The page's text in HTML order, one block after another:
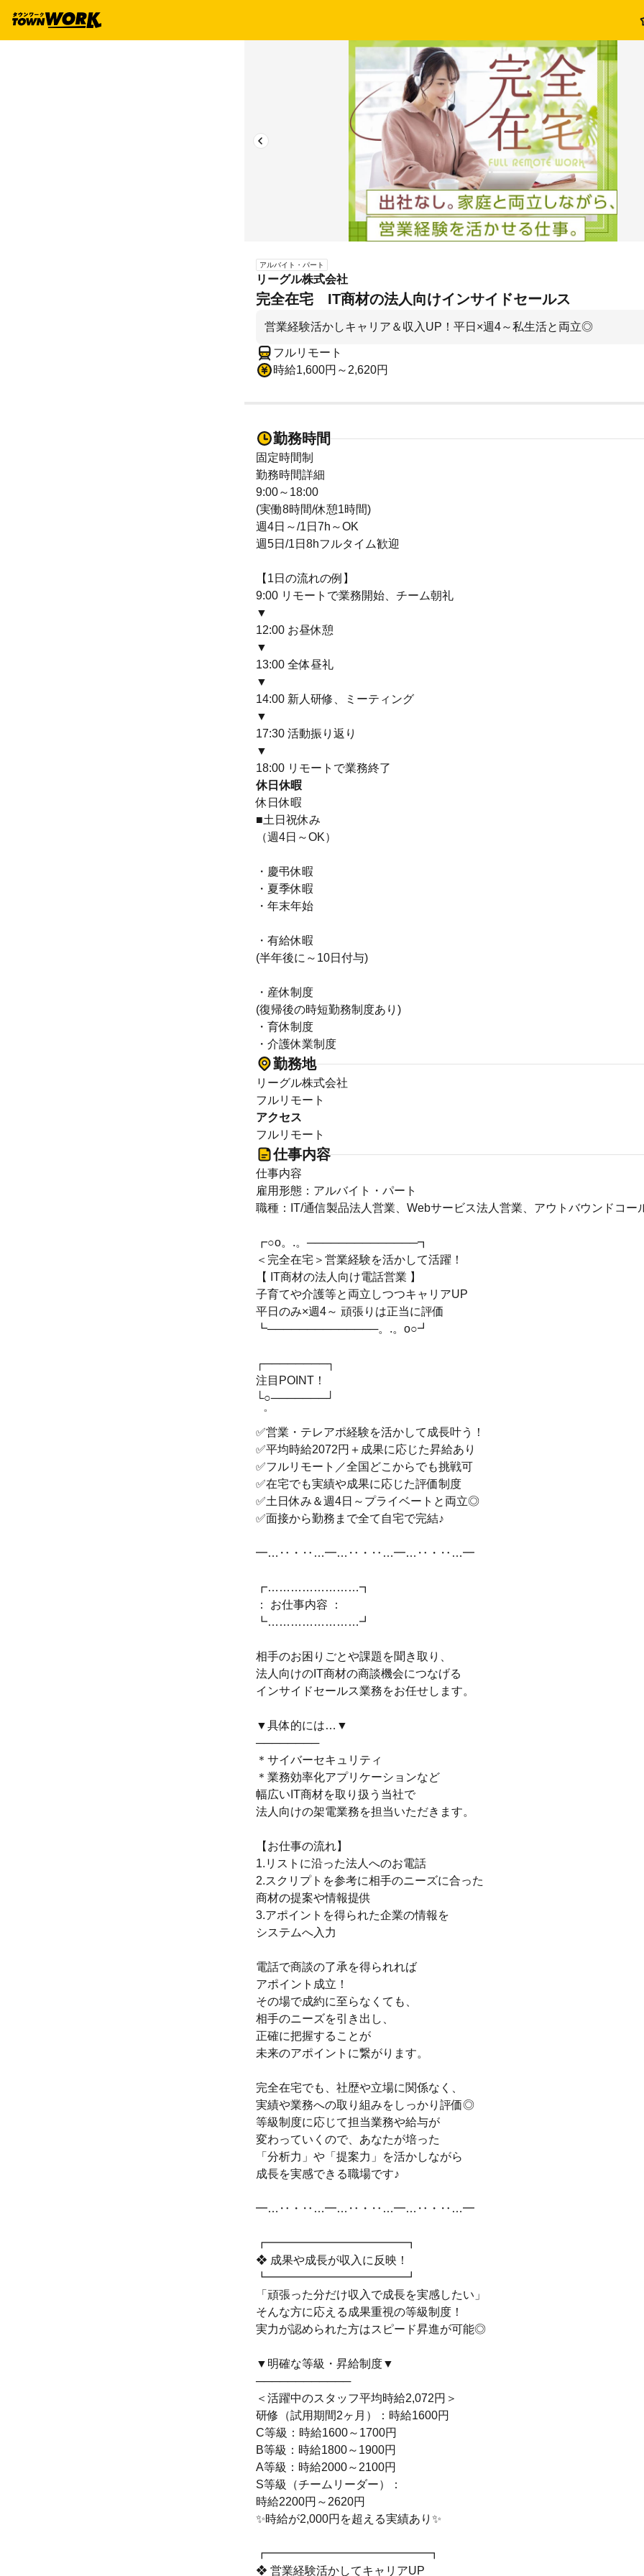
アルバイト・パート
リーグル株式会社
完全在宅 IT商材の法人向けインサイドセールス
営業経験活かしキャリア＆収入UP！平日×週4～私生活と両立◎
フルリモート
時給1,600円～2,620円
勤務時間
固定時間制
勤務時間詳細
9:00～18:00
(実働8時間/休憩1時間)
週4日～/1日7h～OK
週5日/1日8hフルタイム歓迎
【1日の流れの例】
9:00 リモートで業務開始、チーム朝礼
▼
12:00 お昼休憩
▼
13:00 全体昼礼
▼
14:00 新人研修、ミーティング
▼
17:30 活動振り返り
▼
18:00 リモートで業務終了
休日休暇
休日休暇
■土日祝休み
（週4日～OK）
・慶弔休暇
・夏季休暇
・年末年始
・有給休暇
(半年後に～10日付与)
・産休制度
(復帰後の時短勤務制度あり)
・育休制度
・介護休業制度
勤務地
リーグル株式会社
フルリモート
アクセス
フルリモート
仕事内容
仕事内容
雇用形態：アルバイト・パート
職種：IT/通信製品法人営業、Webサービス法人営業、アウトバウンドコー
┏○o。.。──────────────┓
＜完全在宅＞営業経験を活かして活躍！
【 IT商材の法人向け電話営業 】
子育てや介護等と両立しつつキャリアUP
平日のみ×週4～ 頑張りは正当に評価
┗──────────────。.。o○┛
┌────────┐
注目POINT！
└○───────┘
゜
✅営業・テレアポ経験を活かして成長叶う！
✅平均時給2072円＋成果に応じた昇給あり
✅フルリモート／全国どこからでも挑戦可
✅在宅でも実績や成果に応じた評価制度
✅土日休み＆週4日～プライベートと両立◎
✅面接から勤務まで全て自宅で完結♪
━…‥・‥…━…‥・‥…━…‥・‥…━
┏……………………┓
： お仕事内容 ：
┗……………………┛
相手のお困りごとや課題を聞き取り、
法人向けのIT商材の商談機会につなげる
インサイドセールス業務をお任せします。
▼具体的には…▼
────────
＊サイバーセキュリティ
＊業務効率化アプリケーションなど
幅広いIT商材を取り扱う当社で
法人向けの架電業務を担当いただきます。
【お仕事の流れ】
1.リストに沿った法人へのお電話
2.スクリプトを参考に相手のニーズに合った
商材の提案や情報提供
3.アポイントを得られた企業の情報を
システムへ入力
電話で商談の了承を得られれば
アポイント成立！
その場で成約に至らなくても、
相手のニーズを引き出し、
正確に把握することが
未来のアポイントに繋がります。
完全在宅でも、社歴や立場に関係なく、
実績や業務への取り組みをしっかり評価◎
等級制度に応じて担当業務や給与が
変わっていくので、あなたが培った
「分析力」や「提案力」を活かしながら
成長を実感できる職場です♪
━…‥・‥…━…‥・‥…━…‥・‥…━
┏━━━━━━━━━━━━┓
❖ 成果や成長が収入に反映！
┗━━━━━━━━━━━━┛
「頑張った分だけ収入で成長を実感したい」
そんな方に応える成果重視の等級制度！
実力が認められた方はスピード昇進が可能◎
▼明確な等級・昇給制度▼
────────────
＜活躍中のスタッフ平均時給2,072円＞
研修（試用期間2ヶ月）：時給1600円
C等級：時給1600～1700円
B等級：時給1800～1900円
A等級：時給2000～2100円
S等級（チームリーダー）：
時給2200円～2620円
✨時給が2,000円を超える実績あり✨
┏━━━━━━━━━━━━━━┓
❖ 営業経験活かしてキャリアUP